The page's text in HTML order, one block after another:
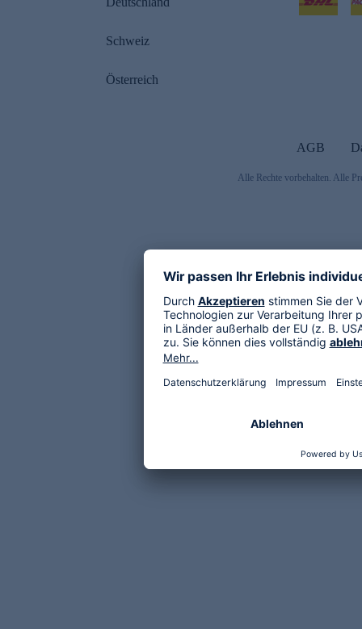
Schweiz
Österreich
AGB
Alle Rechte vorbehalten. Alle